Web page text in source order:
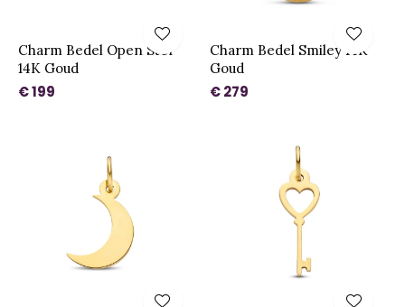
Charm Bedel Open Ster
14K Goud
€ 199
Charm Bedel Smiley 14K
Goud
€ 279